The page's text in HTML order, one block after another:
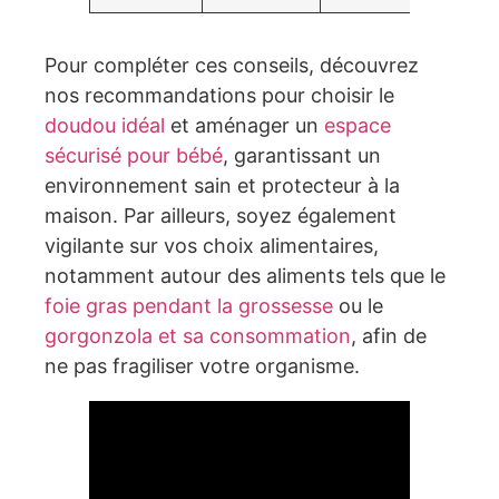
Pour compléter ces conseils, découvrez
nos recommandations pour choisir le
doudou idéal et aménager un espace
sécurisé pour bébé, garantissant un
environnement sain et protecteur à la
maison. Par ailleurs, soyez également
vigilante sur vos choix alimentaires,
notamment autour des aliments tels que le
foie gras pendant la grossesse ou le
gorgonzola et sa consommation, afin de
ne pas fragiliser votre organisme.